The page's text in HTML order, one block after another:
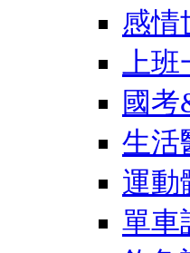
感情
上
國
生活
運動
單車